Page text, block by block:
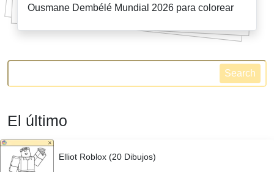
Ousmane Dembélé Mundial 2026 para colorear
Search
El último
Elliot Roblox (20 Dibujos)